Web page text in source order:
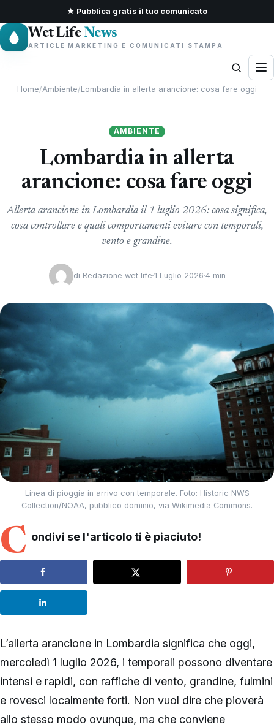
★ Pubblica gratis il tuo comunicato
Wet Life News
ARTICLE MARKETING E COMUNICATI STAMPA
Home/Ambiente/Lombardia in allerta arancione: cosa fare oggi
AMBIENTE
Lombardia in allerta
arancione: cosa fare oggi
Allerta arancione in Lombardia il 1 luglio 2026: cosa significa,
cosa controllare e quali comportamenti evitare con temporali,
vento e grandine.
di Redazione wet life 1 Luglio 2026 4 min
Linea di pioggia in arrivo con temporale. Foto: Historic NWS
Collection/NOAA, pubblico dominio, via Wikimedia Commons.
C ondivi se l'articolo ti è piaciuto!
L’allerta arancione in Lombardia significa che oggi,
mercoledì 1 luglio 2026, i temporali possono diventare
intensi e rapidi, con raffiche di vento, grandine, fulmini
e rovesci localmente forti. Non vuol dire che pioverà
allo stesso modo ovunque, ma che conviene